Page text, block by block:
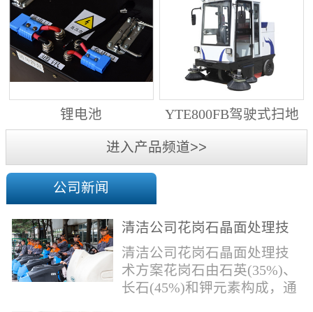
锂电池
YTE800FB驾驶式扫地
进入产品频道>>
公司新闻
清洁公司花岗石晶面处理技
术方案
清洁公司花岗石晶面处理技
术方案花岗石由石英(35%)、
长石(45%)和钾元素构成，通